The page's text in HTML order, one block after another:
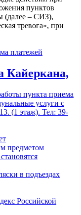
пунктов
(далее – СИЗ),
тревога», при
платежей
Кайеркана,
пункта приема
услуги с
(1 этаж). Тел: 39-
предметом
в подъездах
Российской